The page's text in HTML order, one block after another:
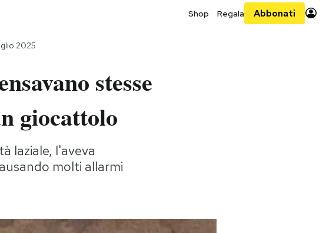
Shop Regala Abbonati
2025
stesse
giocattolo
laziale, l'aveva
molti allarmi